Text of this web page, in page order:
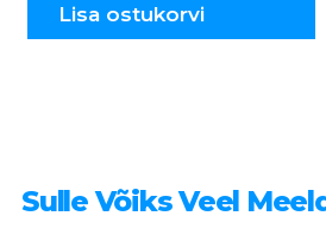
Lisa ostukorvi
Sulle Võiks Veel